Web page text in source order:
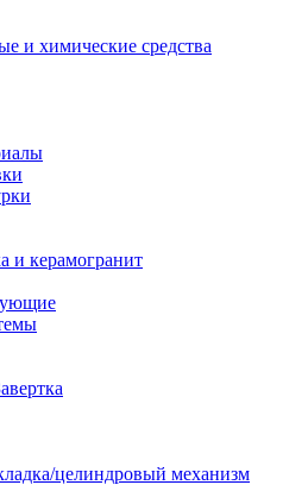
и химические средства
и керамогранит
целиндровый механизм